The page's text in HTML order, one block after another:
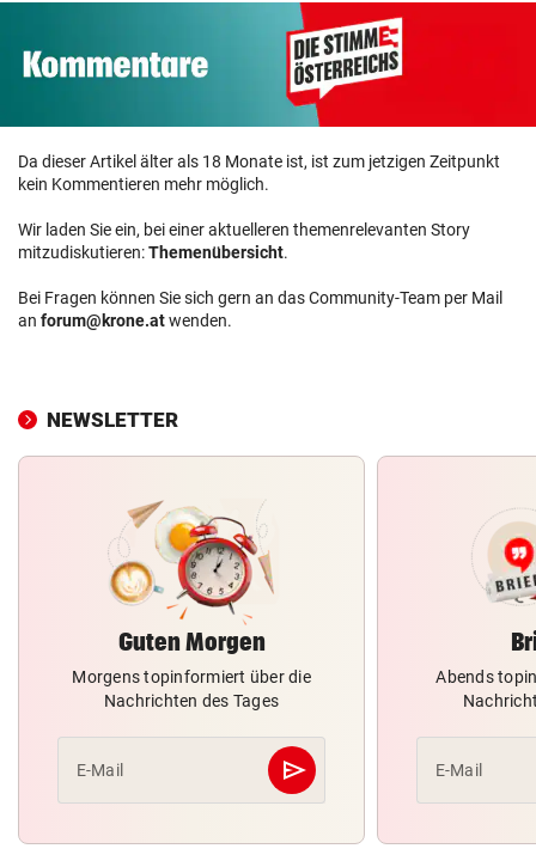
Da dieser Artikel älter als 18 Monate ist, ist zum jetzigen Zeitpunkt
kein Kommentieren mehr möglich.
Wir laden Sie ein, bei einer aktuelleren themenrelevanten Story
mitzudiskutieren:Themenübersicht.
Bei Fragen können Sie sich gern an das Community-Team per Mail
an forum@krone.atwenden.
NEWSLETTER
Guten Morgen
Morgens topinformiert über die
Nachrichten des Tages
E-Mail send
Abschicken
Abends
E-Mail